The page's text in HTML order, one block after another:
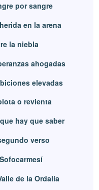
por sangre
en la arena
la niebla
ahogadas
elevadas
o revienta
hay que saber
verso
de la Ordalía